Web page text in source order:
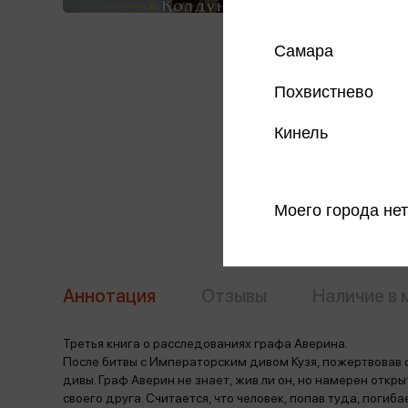
Аннотация
Третья книга о расследованиях графа Аверина.
После битвы с Императорским дивом Кузя,
дивы. Граф Аверин не знает, жив ли он, но намерен
своего друга. Считается, что человек, попав туда,
Самара
Похвистнево
Кинель
Моего города